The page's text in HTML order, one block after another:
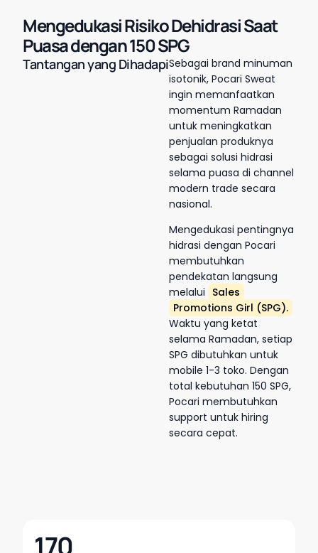
Mengedukasi Risiko Dehidrasi Saat
Puasa dengan 150 SPG
Tantangan yang DihadapiSebagai brand minuman
isotonik, Pocari Sweat
ingin memanfaatkan
momentum Ramadan
untuk meningkatkan
penjualan produknya
sebagai solusi hidrasi
selama puasa di channel
modern trade secara
nasional.
Mengedukasi pentingnya
hidrasi dengan Pocari
membutuhkan
pendekatan langsung
melalui Sales
Promotions Girl (SPG).
Waktu yang ketat
selama Ramadan, setiap
SPG dibutuhkan untuk
mobile 1-3 toko. Dengan
total kebutuhan 150 SPG,
Pocari membutuhkan
support untuk hiring
secara cepat.